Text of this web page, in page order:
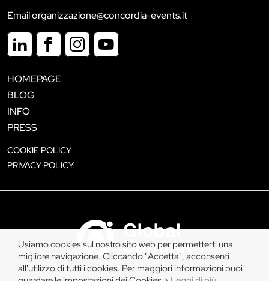
Email organizzazione@concordia-events.it
HOMEPAGE
BLOG
INFO
PRESS
COOKIE POLICY
PRIVACY POLICY
Usiamo cookies sul nostro sito web per permetterti una
migliore navigazione. Cliccando "Accetta", acconsenti
all'utilizzo di tutti i cookies. Per maggiori informazioni puoi